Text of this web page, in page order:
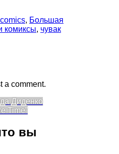
comics, Большая
комиксы, чувак
a comment.
Диденко
Time”
вы